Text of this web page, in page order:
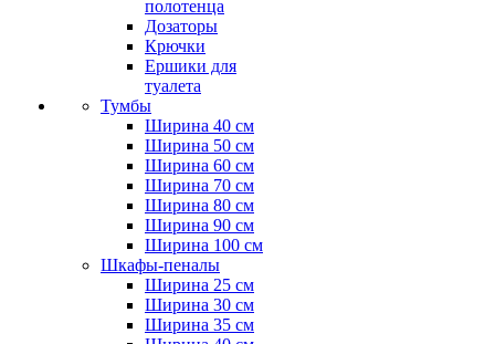
полотенца
Дозаторы
Крючки
Ершики для
туалета
Тумбы
Ширина 40 см
Ширина 50 см
Ширина 60 см
Ширина 70 см
Ширина 80 см
Ширина 90 см
Ширина 100 см
Шкафы-пеналы
Ширина 25 см
Ширина 30 см
Ширина 35 см